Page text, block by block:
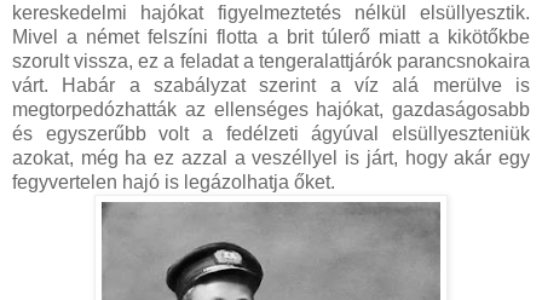
kereskedelmi hajókat figyelmeztetés nélkül elsüllyesztik.
Mivel a német felszíni flotta a brit túlerő miatt a kikötőkbe
szorult vissza, ez a feladat a tengeralattjárók parancsnokaira
várt. Habár a szabályzat szerint a víz alá merülve is
megtorpedózhatták az ellenséges hajókat, gazdaságosabb
és egyszerűbb volt a fedélzeti ágyúval elsüllyeszteniük
azokat, még ha ez azzal a veszéllyel is járt, hogy akár egy
fegyvertelen hajó is legázolhatja őket.